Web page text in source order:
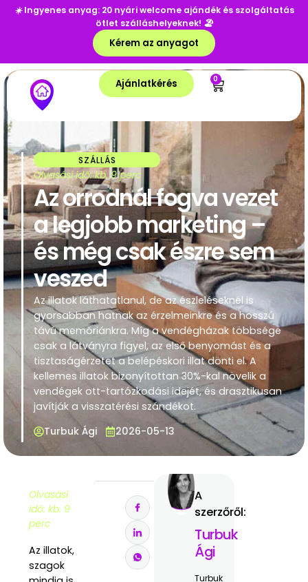
☀️Ingyenes anyag: 20 nyári welcome ajándék és szolgáltatás
ötlet szálláshelyeknek! 🏖️
Kérem az anyagot
Ajánlatkérés 0
SZÁLLÁS
Olvasási idő: kb. 9 perc
Az orrodnál fogva vezet
a legjobb marketing –
és még csak észre sem
veszed
Az illatok láthatatlanul, de az észleléseknél is
gyorsabban hatnak az érzelmeinkre és a hosszú
távú memóriánkra. Míg a vendégházak többsége
csak a látványra figyel, az első benyomást és a
tisztaságérzetet a belépéskori illat dönti el. A
kellemes illatok bizonyítottan 30%-kal növelik a
vendégek ott-tartózkodási idejét, és drasztikusan
javítják a visszatérési szándékot.
Turbuk Ági
2026-05-13
Olvasási
idő: kb. 9
perc
Az illatok,
szagok
A
szerzőről:
Turbuk
Ági
Turbuk